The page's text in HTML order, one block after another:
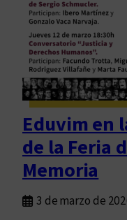
Eduvim en
de la Feria
Memoria
3 de marzo de